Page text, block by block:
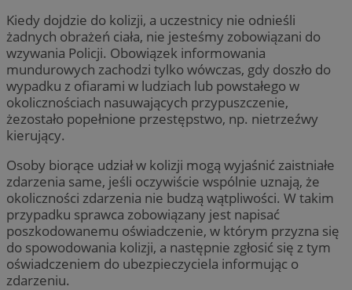
Kiedy dojdzie do kolizji, a uczestnicy nie odnieśli
żadnych obrażeń ciała, nie jesteśmy zobowiązani do
wzywania Policji. Obowiązek informowania
mundurowych zachodzi tylko wówczas, gdy doszło do
wypadku z ofiarami w ludziach lub powstałego w
okolicznościach nasuwających przypuszczenie,
żezostało popełnione przestępstwo, np. nietrzeźwy
kierujący.
Osoby biorące udział w kolizji mogą wyjaśnić zaistniałe
zdarzenia same, jeśli oczywiście wspólnie uznają, że
okoliczności zdarzenia nie budzą wątpliwości. W takim
przypadku sprawca zobowiązany jest napisać
poszkodowanemu oświadczenie, w którym przyzna się
do spowodowania kolizji, a następnie zgłosić się z tym
oświadczeniem do ubezpieczyciela informując o
zdarzeniu.